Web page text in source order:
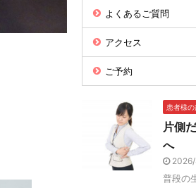
よくあるご質問
アクセス
ご予約
患者様の
片側
へ
普段の